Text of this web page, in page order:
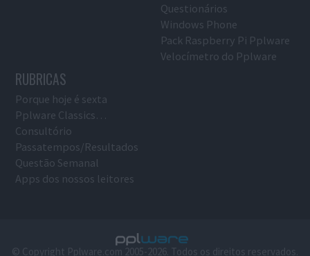
Questionários
Windows Phone
Pack Raspberry Pi Pplware
Velocímetro do Pplware
RUBRICAS
Porque hoje é sexta
Pplware Classics…
Consultório
Passatempos/Resultados
Questão Semanal
Apps dos nossos leitores
© Copyright Pplware.com 2005-2026. Todos os direitos reservados.